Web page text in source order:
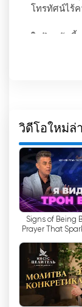
โทรทัศน์ไร้
หนึ่งในจุดเ
ผู้ชมติดตาม
ไม่ว่าคุณจะ
และติดตามข่
TBN นำเส
ด้านของชีวิต
พัฒนาตนเอ
ผ่อนหย่อนใ
ในแต่ละหัวข้
รอบรู้และเ
อย่างไรก็ตา
วิดีโอใหม่ล่
Signs of Being
Prayer That